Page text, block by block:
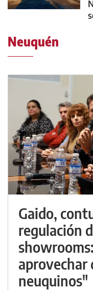
Neuquén
Gaido,
regulación
aprovechar
neuquinos"